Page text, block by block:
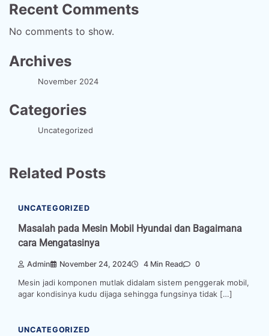
Recent Comments
No comments to show.
Archives
November 2024
Categories
Uncategorized
Related Posts
UNCATEGORIZED
Masalah pada Mesin Mobil Hyundai dan Bagaimana
cara Mengatasinya
Admin November 24, 2024 4 Min Read 0
Mesin jadi komponen mutlak didalam sistem penggerak mobil,
agar kondisinya kudu dijaga sehingga fungsinya tidak […]
UNCATEGORIZED